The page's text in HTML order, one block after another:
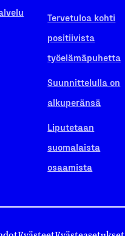
Tervetuloa kohti
positiivista
työelämäpuhetta
Suunnittelulla on
alkuperänsä
Liputetaan
suomalaista
osaamista